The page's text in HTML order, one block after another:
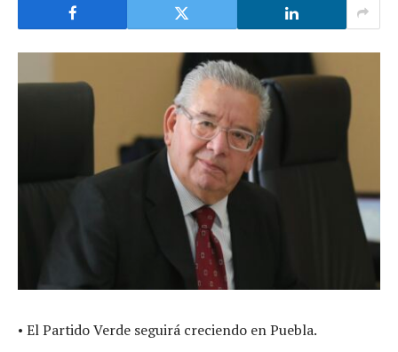
• El Partido Verde seguirá creciendo en Puebla.